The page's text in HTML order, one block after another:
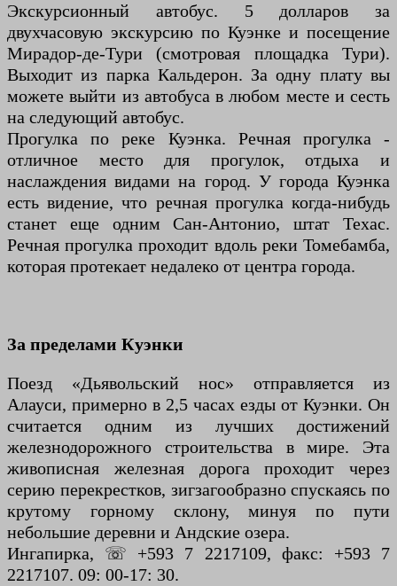
Экскурсионный автобус. 5 долларов за
двухчасовую экскурсию по Куэнке и посещение
Мирадор-де-Тури (смотровая площадка Тури).
Выходит из парка Кальдерон. За одну плату вы
можете выйти из автобуса в любом месте и сесть
на следующий автобус.
Прогулка по реке Куэнка. Речная прогулка -
отличное место для прогулок, отдыха и
наслаждения видами на город. У города Куэнка
есть видение, что речная прогулка когда-нибудь
станет еще одним Сан-Антонио, штат Техас.
Речная прогулка проходит вдоль реки Томебамба,
которая протекает недалеко от центра города.
За пределами Куэнки
Поезд «Дьявольский нос» отправляется из
Алауси, примерно в 2,5 часах езды от Куэнки. Он
считается одним из лучших достижений
железнодорожного строительства в мире. Эта
живописная железная дорога проходит через
серию перекрестков, зигзагообразно спускаясь по
крутому горному склону, минуя по пути
небольшие деревни и Андские озера.
Ингапирка, ☏ +593 7 2217109, факс: +593 7
2217107. 09: 00-17: 30.